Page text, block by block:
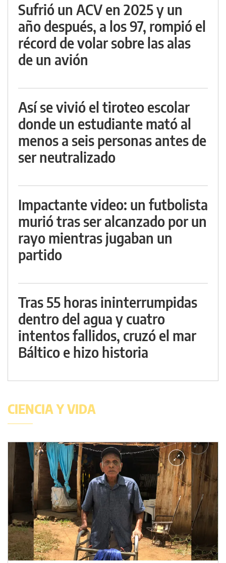
Sufrió un ACV en 2025 y un
año después, a los 97, rompió el
récord de volar sobre las alas
de un avión
Así se vivió el tiroteo escolar
donde un estudiante mató al
menos a seis personas antes de
ser neutralizado
Impactante video: un futbolista
murió tras ser alcanzado por un
rayo mientras jugaban un
partido
Tras 55 horas ininterrumpidas
dentro del agua y cuatro
intentos fallidos, cruzó el mar
Báltico e hizo historia
CIENCIA Y VIDA